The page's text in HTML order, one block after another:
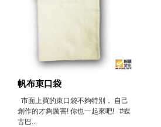
帆布束口袋
市面上買的束口袋不夠特別， 自己
創作的才夠厲害! 你也一起來吧! #蝶
古巴...